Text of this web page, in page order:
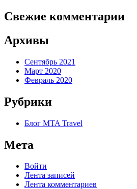
Свежие комментарии
Архивы
Сентябрь 2021
Март 2020
Февраль 2020
Рубрики
Блог MTA Travel
Мета
Войти
Лента записей
Лента комментариев